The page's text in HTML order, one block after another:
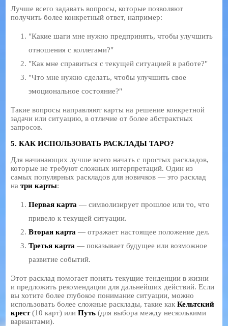
Лучше всего задавать вопросы, которые позволяют
получить более конкретный ответ, например:
"Какие шаги мне нужно предпринять, чтобы улучшить
отношения с коллегами?"
"Как мне справиться с текущей ситуацией в работе?"
"Что мне нужно сделать, чтобы улучшить свое
эмоциональное состояние?"
Такие вопросы направляют карты на решение конкретной
задачи или ситуацию, в отличие от более абстрактных
запросов.
5. КАК ИСПОЛЬЗОВАТЬ РАСКЛАДЫ ТАРО?
Для начинающих лучше всего начать с простых раскладов,
которые не требуют сложных интерпретаций. Один из
самых популярных раскладов для новичков — это расклад
натри карты:
Первая карта — символизирует прошлое или то, что
привело к текущей ситуации.
Вторая карта — отражает настоящее положение дел.
Третья карта — показывает будущее или возможное
развитие событий.
Этот расклад помогает понять текущие тенденции в жизни
и предложить рекомендации для дальнейших действий. Если
вы хотите более глубокое понимание ситуации, можно
использовать более сложные расклады, такие какКельтский
крест(10 карт) илиПуть (для выбора между несколькими
вариантами).